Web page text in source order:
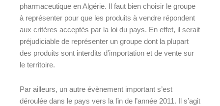
pharmaceutique en Algérie. Il faut bien choisir le groupe
à représenter pour que les produits à vendre répondent
aux critères acceptés par la loi du pays. En effet, il serait
préjudiciable de représenter un groupe dont la plupart
des produits sont interdits d’importation et de vente sur
le territoire.
Par ailleurs, un autre évènement important s’est
déroulée dans le pays vers la fin de l’année 2011. Il s’agit